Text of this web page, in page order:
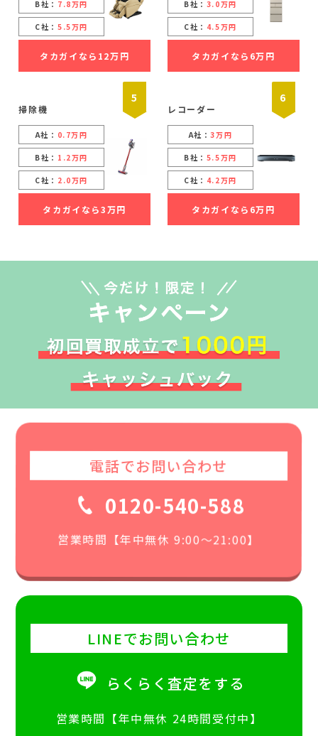
B社： 7.8万円
C社：5.5万円
タカガイなら12万円
B社： 3.0万円
C社： 4.5万円
タカガイなら6万円
5
掃除機
A社： 0.7万円
B社： 1.2万円
C社： 2.0万円
タカガイなら3万円
6
レコーダー
A社：3万円
B社： 5.5万円
C社： 4.2万円
タカガイなら6万円
電話でお問い合わせ
0120-540-588
営業時間【年中無休 9:00〜21:00】
LINEでお問い合わせ
らくらく査定をする
営業時間【年中無休 24時間受付中】